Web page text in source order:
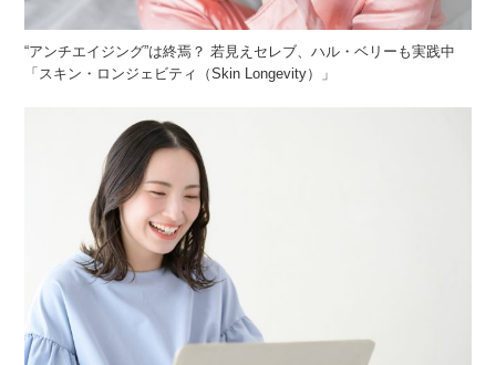
“アンチエイジング”は終焉？ 若見えセレブ、ハル・ベリーも実践中
「スキン・ロンジェビティ（Skin Longevity）」